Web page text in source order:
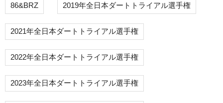
86&BRZ 2019年全日本ダートトライアル選手権
2021年全日本ダートトライアル選手権
2022年全日本ダートトライアル選手権
2023年全日本ダートトライアル選手権